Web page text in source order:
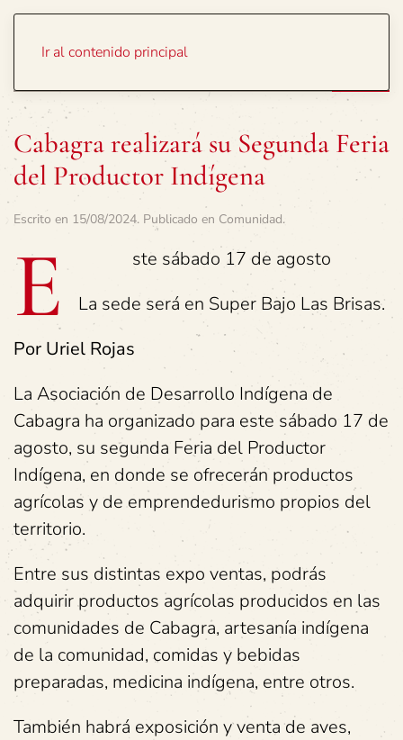
Ir al contenido principal
Cabagra realizará su Segunda Feria
del Productor Indígena
Escrito en 15/08/2024. Publicado en Comunidad.
E
ste sábado 17 de agosto
La sede será en Super Bajo Las Brisas.
Por Uriel Rojas
La Asociación de Desarrollo Indígena de
Cabagra ha organizado para este sábado 17 de
agosto, su segunda Feria del Productor
Indígena, en donde se ofrecerán productos
agrícolas y de emprendedurismo propios del
territorio.
Entre sus distintas expo ventas, podrás
adquirir productos agrícolas producidos en las
comunidades de Cabagra, artesanía indígena
de la comunidad, comidas y bebidas
preparadas, medicina indígena, entre otros.
También habrá exposición y venta de aves,